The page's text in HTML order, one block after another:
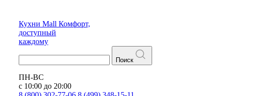
Кухни Mall Комфорт,
доступный
каждому
Поиск
ПН-ВС
с 10:00 до 20:00